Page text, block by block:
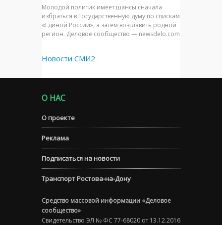
Молодой политик имеет шансы сначала
избраться в Государственную думу по спискам
«Единой России», а затем возглавить родной
регион. Деловое сообщество — newsdelo.com
Новости СМИ2
О НАС
О проекте
Реклама
Подписаться на новости
Транспорт Ростова-на-Дону
Средство массовой информации «Деловое
сообщество»
Свидетельство ЭЛ № ФС 77-68020 от 13.12.2016